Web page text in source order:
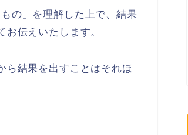
の」を理解した上で、結果
伝えいたします。
ら結果を出すことはそれほ